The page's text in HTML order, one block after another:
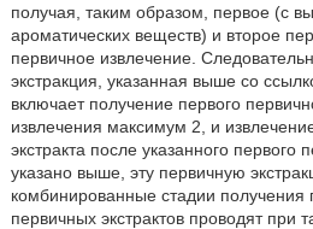
получая, таким образом, первое (с
ароматических веществ) и второе
первичное извлечение.
экстракция, указанная выше со
включает получение первого
извлечения максимум 2, и
экстракта после указанного первого
указано выше, эту первичную
комбинированные стадии получения
первичных экстрактов проводят при